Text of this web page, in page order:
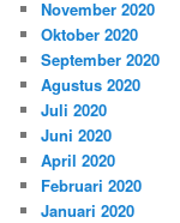
November 2020
Oktober 2020
September 2020
Agustus 2020
Juli 2020
Juni 2020
April 2020
Februari 2020
Januari 2020